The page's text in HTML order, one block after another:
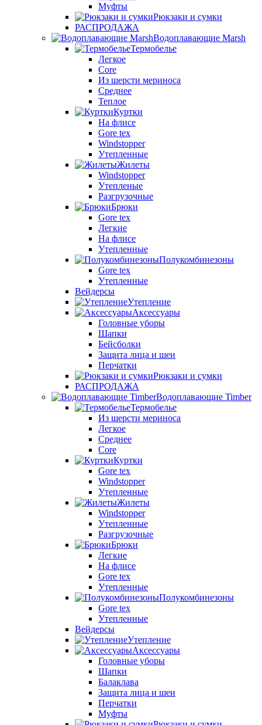
Муфты
Рюкзаки и сумки
РАСПРОДАЖА
Водоплавающие Marsh
Термобелье
Легкое
Core
Из шерсти мериноса
Среднее
Теплое
Куртки
На флисе
Gore tex
Windstopper
Утепленные
Жилеты
Windstopper
Утепленые
Разгрузочные
Брюки
Gore tex
Легкие
На флисе
Утепленные
Полукомбинезоны
Gore tex
Утепленные
Вейдерсы
Утепление
Аксессуары
Головные уборы
Шапки
Бейсболки
Защита лица и шеи
Перчатки
Рюкзаки и сумки
РАСПРОДАЖА
Водоплавающие Timber
Термобелье
Из шерсти мериноса
Легкое
Среднее
Core
Куртки
Gore tex
Windstopper
Утепленные
Жилеты
Windstopper
Утепленные
Разгрузочные
Брюки
Легкие
На флисе
Gore tex
Утепленные
Полукомбинезоны
Gore tex
Утепленные
Вейдерсы
Утепление
Аксессуары
Головные уборы
Шапки
Балаклава
Защита лица и шеи
Перчатки
Муфты